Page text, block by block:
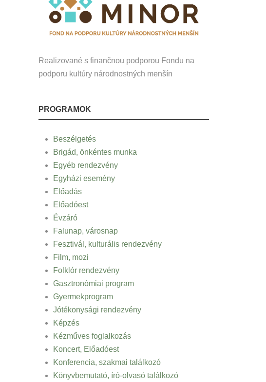
Realizované s finančnou podporou Fondu na
podporu kultúry národnostných menšín
PROGRAMOK
Beszélgetés
Brigád, önkéntes munka
Egyéb rendezvény
Egyházi esemény
Előadás
Előadóest
Évzáró
Falunap, városnap
Fesztivál, kulturális rendezvény
Film, mozi
Folklór rendezvény
Gasztronómiai program
Gyermekprogram
Jótékonysági rendezvény
Képzés
Kézműves foglalkozás
Koncert, Előadóest
Konferencia, szakmai találkozó
Könyvbemutató, író-olvasó találkozó